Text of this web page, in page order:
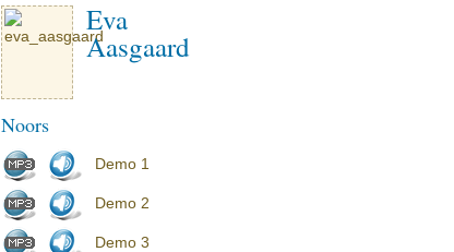
Eva
Aasgaard
Noors
Demo 1
Demo 2
Demo 3